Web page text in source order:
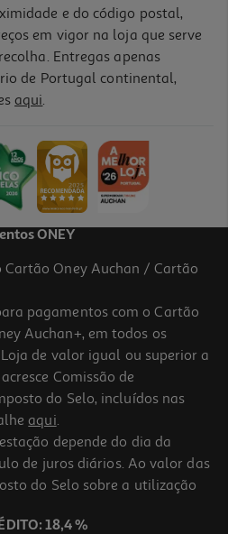
e do código postal,
em vigor na loja que serve
Entregas apenas
de Portugal continental,
aqui.
ONEY
Oney Auchan / Cartão
pagamentos com o Cartão
Auchan+, em todos os
de valor igual ou superior a
Comissão de
do Selo, incluídos nas
aqui.
depende do dia da
de juros diários. Ao valor das
do Selo sobre a utilização
18,4 %